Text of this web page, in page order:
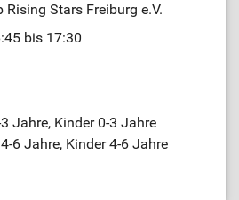
Rising Stars Freiburg e.V.
bis 17:30
Jahre, Kinder 0-3 Jahre
6 Jahre, Kinder 4-6 Jahre